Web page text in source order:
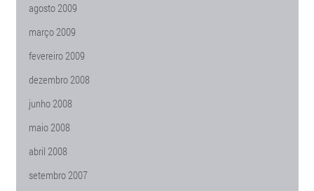
agosto 2009
março 2009
fevereiro 2009
dezembro 2008
junho 2008
maio 2008
abril 2008
setembro 2007